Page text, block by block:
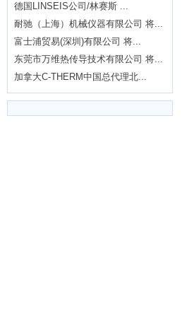
德国LINSEIS公司/林赛斯 ...
耐驰（上海）机械仪器有限公司 将...
富士浦贸易(深圳)有限公司 将...
东莞市万维热传导技术有限公司 将...
加拿大C-THERM中国总代理北...